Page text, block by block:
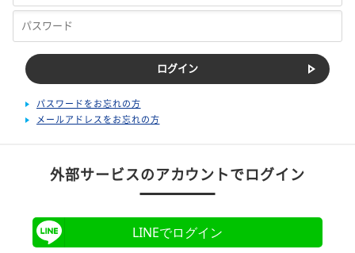
パスワードをお忘れの方
メールアドレスをお忘れの方
外部サービスのアカウントでログイン
LINEでログイン